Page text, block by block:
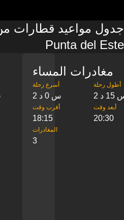
جدول مواعيد قطارات
Punta del Este
مغادرات المساء
‎أسرع رحلة
2 س 0 د
‎أطول رحلة
15 د
‎أقرب وقت
18:15
‎أبعد وقت
20:30
‎المغادرات
3